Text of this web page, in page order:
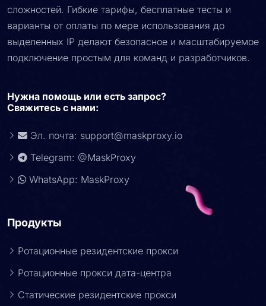
сложностей. Гибкие тарифы, бесплатные тесты и
варианты от оплаты по мере использования до
выделенных IP делают безопасное и масштабируемое
подключение простым для команд и разработчиков.
Нужна помощь или есть запрос?
Свяжитесь с нами:
Эл. почта: support@maskproxy.io
Telegram: @MaskProxy
WhatsApp: MaskProxy
Продукты
Ротационные резидентские прокси
Ротационные прокси дата-центра
Статические резидентские прокси